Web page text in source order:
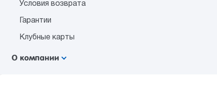
Условия возврата
Гарантии
Клубные карты
О компании